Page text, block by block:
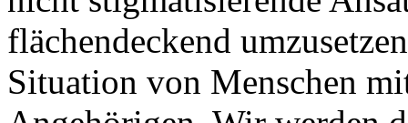
flächendeckend
Situation von Menschen